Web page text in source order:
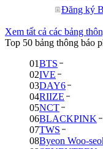
Đăng ký
Xem tất cả các bảng
Top 50 bảng thông báo
01BTS
02IVE
03DAY6
04RIIZE
05NCT
06BLACKPINK
07TWS
08Byeon Woo-